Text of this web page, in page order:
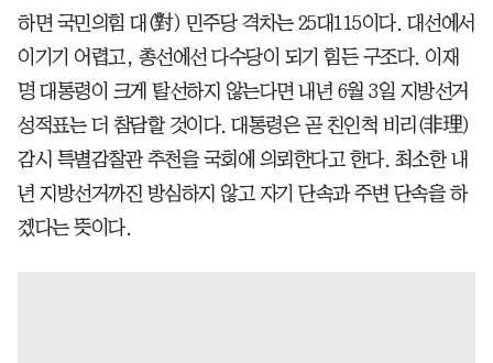
하면 국민의힘 대(對) 민주당 격차는 25대115이다. 대선에서
이기기 어렵고, 총선에선 다수당이 되기 힘든 구조다. 이재
명 대통령이 크게 탈선하지 않는다면 내년 6월 3일 지방선거
성적표는 더 참담할 것이다. 대통령은 곧 친인척 비리(非理)
감시 특별감찰관 추천을 국회에 의뢰한다고 한다. 최소한 내
년 지방선거까진 방심하지 않고 자기 단속과 주변 단속을 하
겠다는 뜻이다.